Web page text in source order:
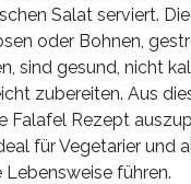
Salat serviert.
oder Bohnen,
sind gesund, nicht
zubereiten. Aus
Falafel Rezept
für Vegetarier und
Lebensweise führen.